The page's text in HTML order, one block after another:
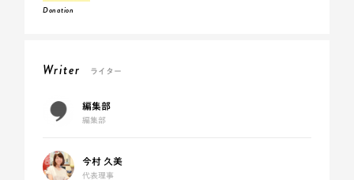
Donation
Writer ライター
編集部
編集部
今村 久美
代表理事